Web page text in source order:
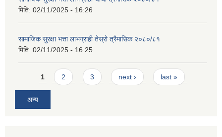
मिति: 02/11/2025 - 16:26
सामाजिक सुरक्षा भत्ता लाभग्राही तेस्रो त्रैमासिक २०८०/८१
मिति: 02/11/2025 - 16:25
Pages
1 2 3 next › last »
अन्य